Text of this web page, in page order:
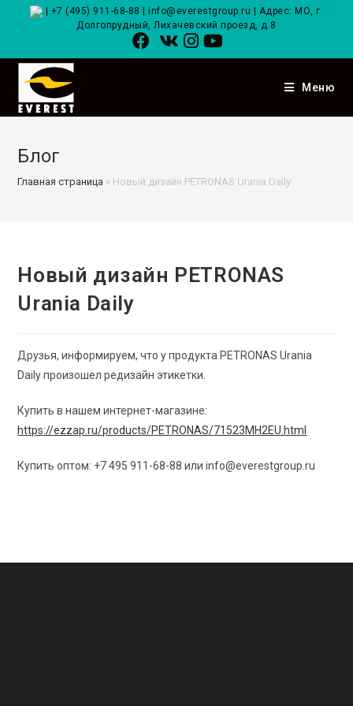
Перейти
+7 (495) 911-68-88 info@everestgroup.ru | Адрес: МО, г.
Долгопрудный, Лихачевский проезд, д.8
Меню
Блог
Главная страница » Новый дизайн PETRONAS Urania Daily
Новый дизайн PETRONAS
Urania Daily
Друзья, информируем, что у продукта PETRONAS Urania
Daily произошел редизайн этикетки.
Купить в нашем интернет-магазине:
https://ezzap.ru/products/PETRONAS/71523MH2EU.html
Купить оптом: +7 495 911-68-88 илиinfo@everestgroup.ru